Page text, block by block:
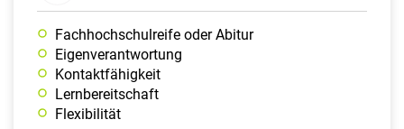
Fachhochschulreife oder Abitur
Eigenverantwortung
Kontaktfähigkeit
Lernbereitschaft
Flexibilität